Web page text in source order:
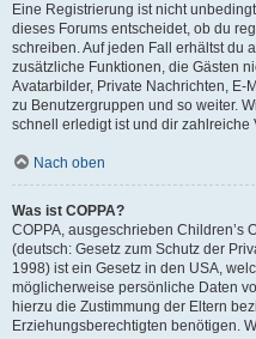
Eine Registrierung ist nicht
dieses Forums entscheidet, ob du
schreiben. Auf jeden Fall erhältst du
zusätzliche Funktionen, die Gästen
Avatarbilder, Private Nachrichten, E-
zu Benutzergruppen und so weiter.
schnell erledigt ist und dir zahlreiche
Nach oben
Was ist COPPA?
COPPA, ausgeschrieben Children’s
(deutsch: Gesetz zum Schutz der
1998) ist ein Gesetz in den USA,
möglicherweise persönliche Daten
hierzu die Zustimmung der Eltern
Erziehungsberechtigten benötigen.